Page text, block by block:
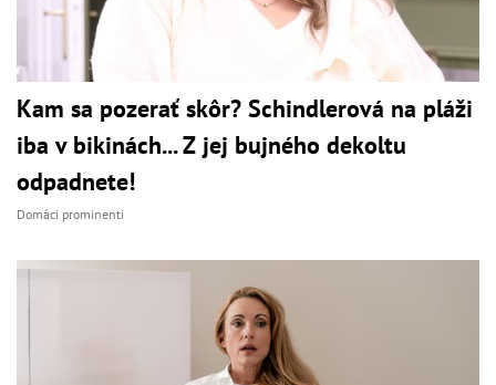
Kam sa pozerať skôr? Schindlerová na pláži
iba v bikinách... Z jej bujného dekoltu
odpadnete!
Domáci prominenti